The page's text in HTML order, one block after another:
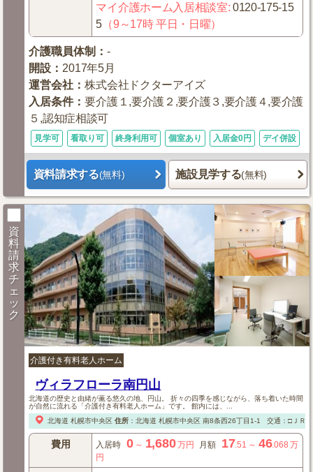
マイ介護ホーム入居相談室:0120-175-15
5 （9～17時 平日・日曜）
介護職員体制 ：-
開設 ： 2017年5月
運営会社 ：株式会社ドクターアイズ
入居条件：要介護１,要介護２,要介護３,要介護４,要介護
５,認知症相談可
見学可 看取り可 終身利用可 個室あり 入居金0円 デイ併設
資料請求する(無料) 施設見学する(無料)
資
料
請
求
チ
ェ
ッ
ク
介護付き有料老人ホーム
ヴィラフローラ南円山
北海道の歴史と由緒が薫る悠久の地、円山。 折々の四季を感じながら、落ち着いた時間
が自然に流れる「介護付き有料老人ホーム」です。 館内には、...
北海道 札幌市中央区 住所： 北海道 札幌市中央区南8条西26丁目1-1 交通：□ＪＲ
費用 入居時 0～ 1,680万円 月額 17.51 ～ 46.068 万
円